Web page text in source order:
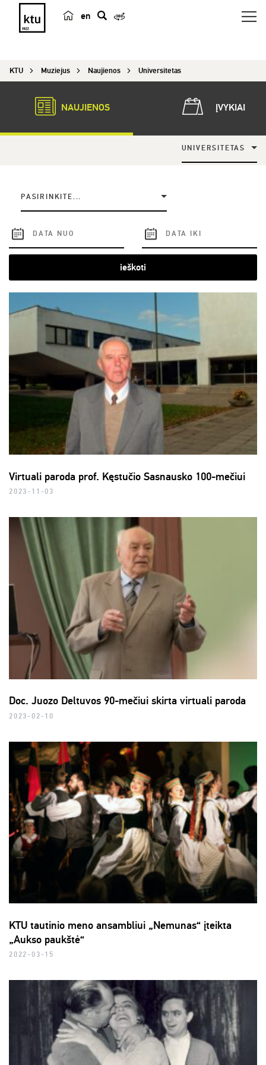
en
e
k
KTU Muziejus Naujienos Universitetas
NAUJIENOS ĮVYKIAI
UNIVERSITETAS
PASIRINKITE...
ieškoti
Virtuali paroda prof. Kęstučio Sasnausko 100-mečiui
2023-11-03
Doc. Juozo Deltuvos 90-mečiui skirta virtuali paroda
2023-02-10
KTU tautinio meno ansambliui „Nemunas“ įteikta
„Aukso paukštė“
2022-03-15